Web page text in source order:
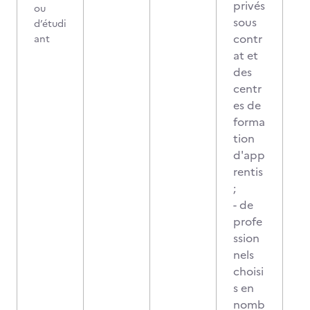
ou
d’étudi
ant
privés
sous
contr
at et
des
centr
es de
forma
tion
d'app
rentis
;
- de
profe
ssion
nels
choisi
s en
nomb